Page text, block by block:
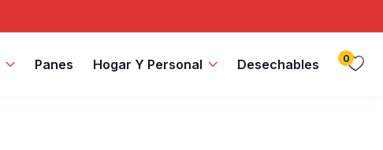
Panes Hogar Y Personal Desechables 0